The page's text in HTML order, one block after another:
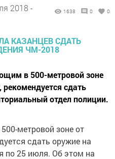
2018 -
1638 0 0
в 500-метровой зоне
сдать
отдел полиции.
метровой зоне от
сдать оружие на
по 25 июля. Об этом на